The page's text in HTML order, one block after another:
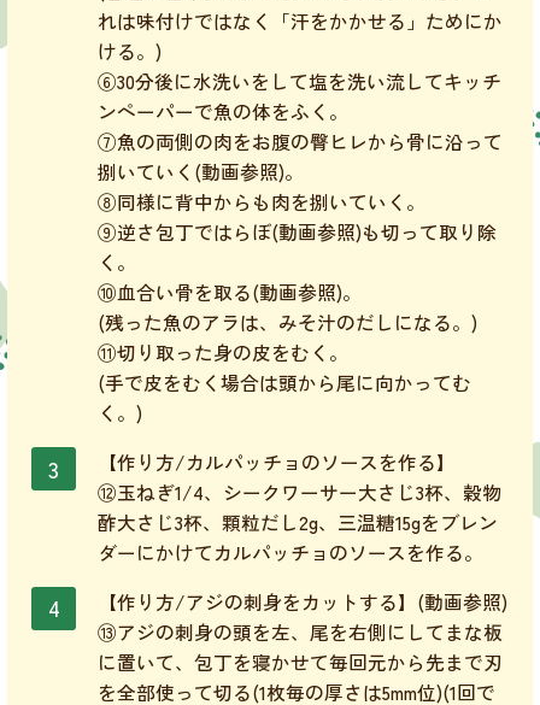
れは味付けではなく「汗をかかせる」ためにか
ける。)
⑥30分後に水洗いをして塩を洗い流してキッチ
ンペーパーで魚の体をふく。
⑦魚の両側の肉をお腹の臀ヒレから骨に沿って
捌いていく(動画参照)。
⑧同様に背中からも肉を捌いていく。
⑨逆さ包丁ではらぼ(動画参照)も切って取り除
く。
⑩血合い骨を取る(動画参照)。
(残った魚のアラは、みそ汁のだしになる。)
⑪切り取った身の皮をむく。
(手で皮をむく場合は頭から尾に向かってむ
く。)
【作り方/カルパッチョのソースを作る】
⑫玉ねぎ1/4、シークワーサー大さじ3杯、穀物
酢大さじ3杯、顆粒だし2g、三温糖15gをブレン
ダーにかけてカルパッチョのソースを作る。
【作り方/アジの刺身をカットする】(動画参照)
⑬アジの刺身の頭を左、尾を右側にしてまな板
に置いて、包丁を寝かせて毎回元から先まで刃
を全部使って切る(1枚毎の厚さは5mm位)(1回で